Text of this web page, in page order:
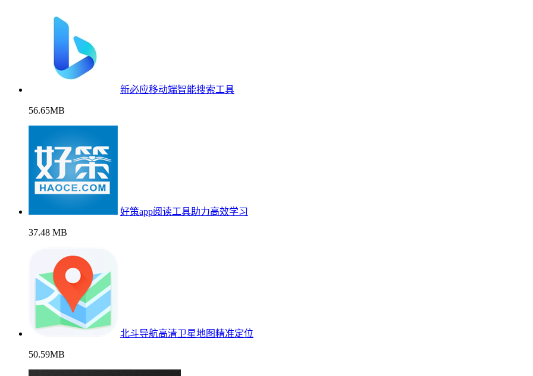
新必应移动端智能搜索工具
56.65MB
好策app阅读工具助力高效学习
37.48 MB
北斗导航高清卫星地图精准定位
50.59MB